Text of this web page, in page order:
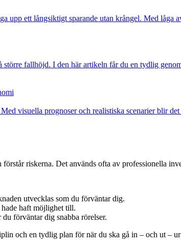
upp ett långsiktigt sparande utan krångel. Med
större fallhöjd. I den här artikeln får du en tydlig
visuella prognoser och realistiska scenarier blir
riskerna. Det används ofta av professionella
utvecklas som du förväntar dig.
haft möjlighet till.
förväntar dig snabba rörelser.
och en tydlig plan för när du ska gå in – och ut –